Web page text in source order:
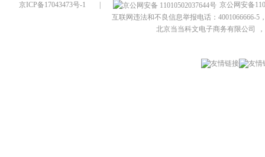
京ICP备17043473号-1
京公网安备
互联网违法和不良信息举报电话：4001066666-5
北京当当科文电子商务有限公司